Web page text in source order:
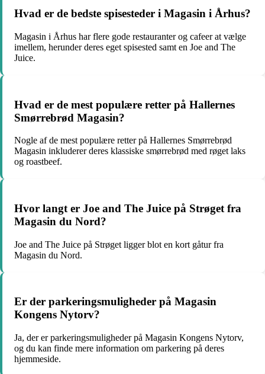
Hvad er de bedste spisesteder i Magasin i Århus?
Magasin i Århus har flere gode restauranter og cafeer at vælge
imellem, herunder deres eget spisested samt en Joe and The
Juice.
Hvad er de mest populære retter på Hallernes
Smørrebrød Magasin?
Nogle af de mest populære retter på Hallernes Smørrebrød
Magasin inkluderer deres klassiske smørrebrød med røget laks
og roastbeef.
Hvor langt er Joe and The Juice på Strøget fra
Magasin du Nord?
Joe and The Juice på Strøget ligger blot en kort gåtur fra
Magasin du Nord.
Er der parkeringsmuligheder på Magasin
Kongens Nytorv?
Ja, der er parkeringsmuligheder på Magasin Kongens Nytorv,
og du kan finde mere information om parkering på deres
hjemmeside.